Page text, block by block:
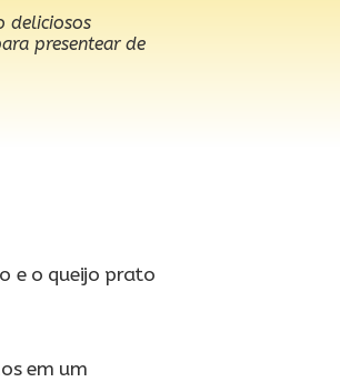
deliciosos
presentear de
e o queijo prato
em um